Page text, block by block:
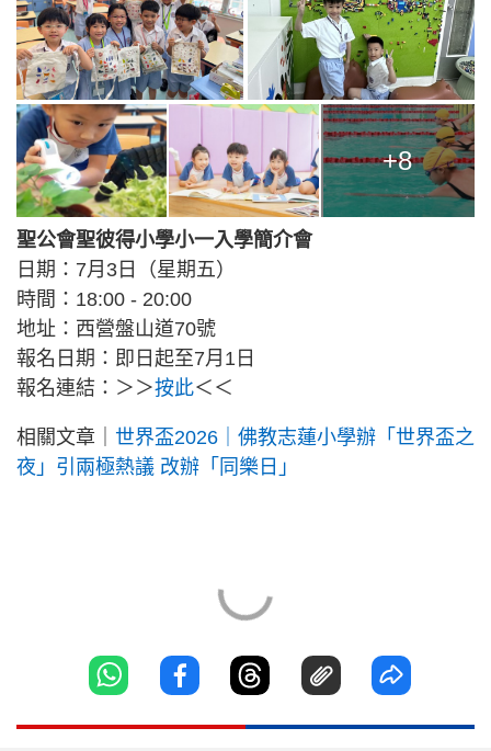
+8
聖公會聖彼得小學小一入學簡介會
日期：7月3日（星期五）
時間：18:00 - 20:00
地址：西營盤山道70號
報名日期：即日起至7月1日
報名連結：＞＞按此＜＜
相關文章｜ 世界盃2026｜佛教志蓮小學辦「世界盃之
夜」引兩極熱議 改辦「同樂日」